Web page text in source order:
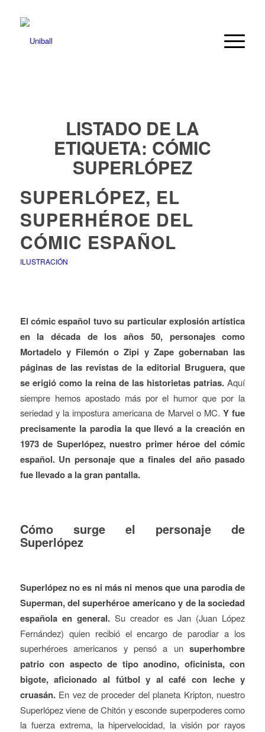
LISTADO DE LA
ETIQUETA: CÓMIC
SUPERLÓPEZ
SUPERLÓPEZ, EL
SUPERHÉROE DEL
CÓMIC ESPAÑOL
ILUSTRACIÓN
El cómic español tuvo su particular explosión artística
en la década de los años 50, personajes como
Mortadelo y Filemón o Zipi y Zape gobernaban las
páginas de las revistas de la editorial Bruguera, que
se erigió como la reina de las historietas patrias. Aquí
siempre hemos apostado más por el humor que por la
seriedad y la impostura americana de Marvel o MC.Y fue
precisamente la parodia la que llevó a la creación en
1973 de Superlópez, nuestro primer héroe del cómic
español. Un personaje que a finales del año pasado
fue llevado a la gran pantalla.
Cómo surge el personaje de
Superlópez
Superlópez no es ni más ni menos que una parodia de
Superman, del superhéroe americano y de la sociedad
española en general.Su creador es Jan (Juan López
Fernández) quien recibió el encargo de parodiar a los
superhéroes americanos y pensó a unsuperhombre
patrio con aspecto de tipo anodino, oficinista, con
bigote, aficionado al fútbol y al café con leche y
cruasán.En vez de proceder del planeta Kripton, nuestro
Superlópez viene de Chitón y esconde superpoderes como
la fuerza extrema, la hipervelocidad, la visión por rayos